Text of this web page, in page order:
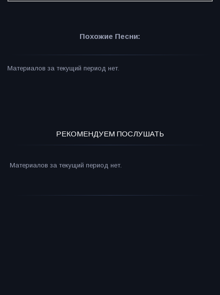
Похожие Песни:
Материалов за текущий период нет.
РЕКОМЕНДУЕМ ПОСЛУШАТЬ
Материалов за текущий период нет.